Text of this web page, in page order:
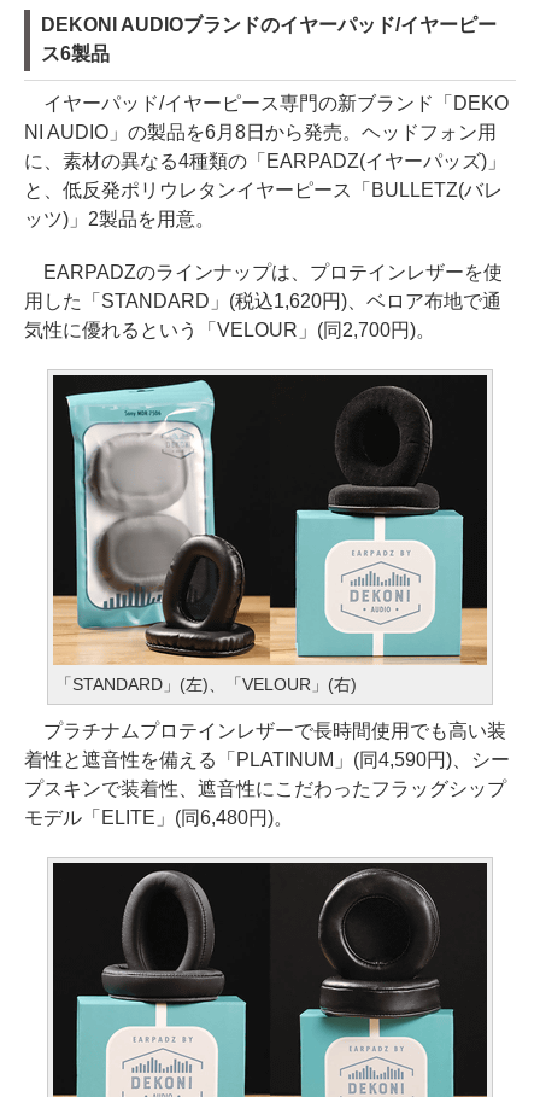
DEKONI AUDIOブランドのイヤーパッド/イヤーピー
ス6製品
イヤーパッド/イヤーピース専門の新ブランド「DEKO
NI AUDIO」の製品を6月8日から発売。ヘッドフォン用
に、素材の異なる4種類の「EARPADZ(イヤーパッズ)」
と、低反発ポリウレタンイヤーピース「BULLETZ(バレ
ッツ)」2製品を用意。
EARPADZのラインナップは、プロテインレザーを使
用した「STANDARD」(税込1,620円)、ベロア布地で通
気性に優れるという「VELOUR」(同2,700円)。
「STANDARD」(左)、「VELOUR」(右)
プラチナムプロテインレザーで長時間使用でも高い装
着性と遮音性を備える「PLATINUM」(同4,590円)、シー
プスキンで装着性、遮音性にこだわったフラッグシップ
モデル「ELITE」(同6,480円)。